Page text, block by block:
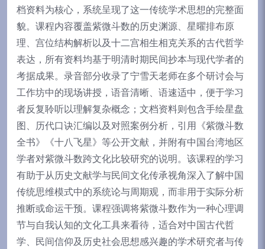
档资料为核心，系统呈现了这一传统学术思想的完整面
貌。课程内容覆盖紫微斗数的历史渊源、星曜排布原
理、宫位结构解析以及十二宫相生相克关系的古代哲学
表达，所有资料均基于明清时期民间抄本与现代学者的
考据成果。录音部分收录了宁雪天老师在多个研讨会与
工作坊中的现场讲授，语音清晰、语速适中，便于学习
者反复聆听以理解复杂概念；文档资料则包含手绘星盘
图、历代口诀汇编以及对照案例分析，引用《紫微斗数
全书》《十八飞星》等公开文献，并附有中国台湾地区
学者对紫微斗数跨文化比较研究的说明。该课程的学习
有助于从历史文献学与民间文化传承视角深入了解中国
传统思维模式中的系统论与周期观，而非用于实际分析
推断或命运干预。课程强调将紫微斗数作为一种心理调
节与自我认知的文化工具来看待，适合对中国古代哲
学、民间信仰及历史社会思想感兴趣的学术研究者与传